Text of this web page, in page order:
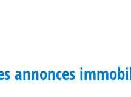
annonces